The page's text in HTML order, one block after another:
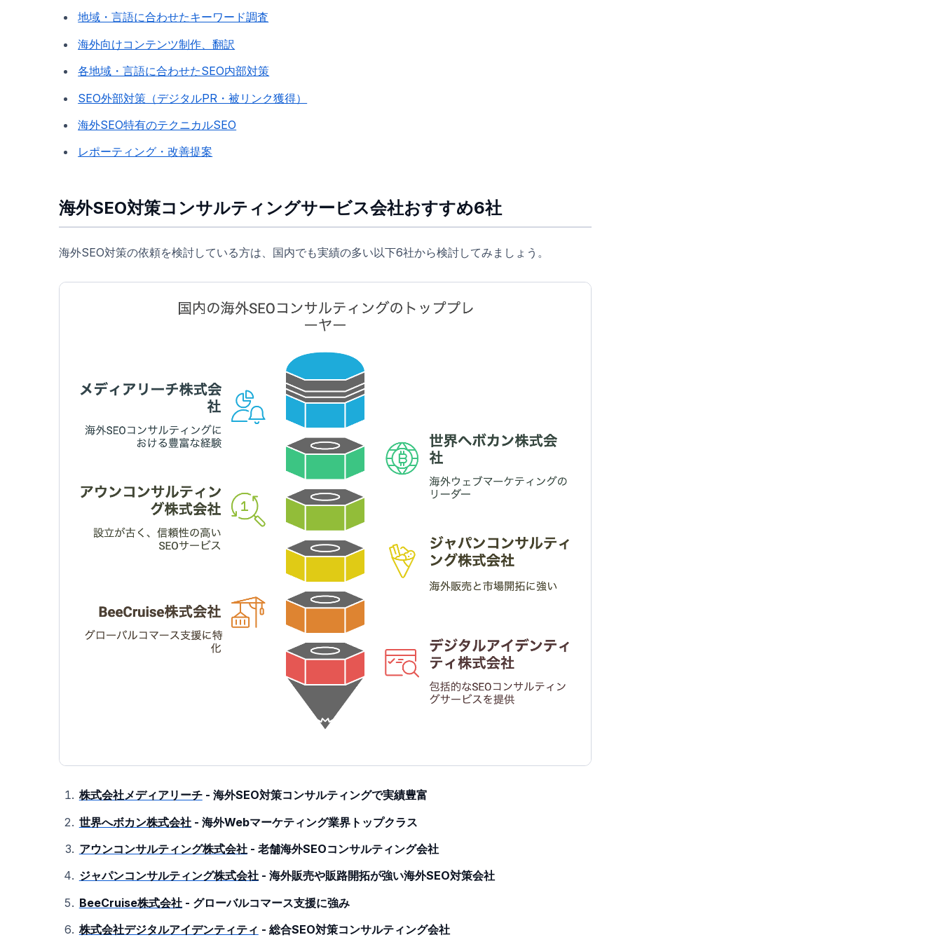
地域・言語に合わせたキーワード調査
海外向けコンテンツ制作、翻訳
各地域・言語に合わせたSEO内部対策
SEO外部対策（デジタルPR・被リンク獲得）
海外SEO特有のテクニカルSEO
レポーティング・改善提案
海外SEO対策コンサルティングサービス会社おすすめ6社
海外SEO対策の依頼を検討している方は、国内でも実績の多い以下6社から検討してみましょう。
株式会社メディアリーチ- 海外SEO対策コンサルティングで実績豊富
世界へボカン株式会社- 海外Webマーケティング業界トップクラス
アウンコンサルティング株式会社- 老舗海外SEOコンサルティング会社
ジャパンコンサルティング株式会社- 海外販売や販路開拓が強い海外SEO対策会社
BeeCruise株式会社- グローバルコマース支援に強み
株式会社デジタルアイデンティティ - 総合SEO対策コンサルティング会社